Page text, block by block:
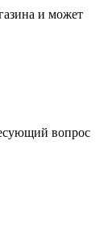
и может
вопрос